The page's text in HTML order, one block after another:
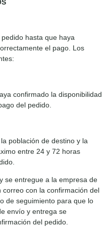
hasta que haya
el pago. Los
confirmado la disponibilidad
del pedido.
población de destino y la
entre 24 y 72 horas
se entregue a la empresa de
con la confirmación del
de seguimiento para que lo
envío y entrega se
del pedido.